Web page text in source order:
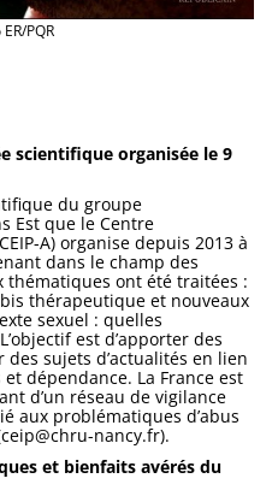
PQR
scientifique organisée le 9
du groupe
Est que le Centre
A) organise depuis 2013 à
dans le champ des
thématiques ont été traitées :
thérapeutique et nouveaux
sexuel : quelles
est d’apporter des
sujets d’actualités en lien
dépendance. La France est
d’un réseau de vigilance
aux problématiques d’abus
nancy.fr).
et bienfaits avérés du